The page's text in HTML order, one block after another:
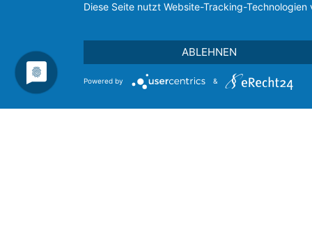
Diese Seite nutzt Website-Tracking-
ABLEHNEN
Powered by &